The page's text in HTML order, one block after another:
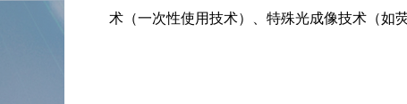
术（一次性使用技术）、特殊光成像技术（如